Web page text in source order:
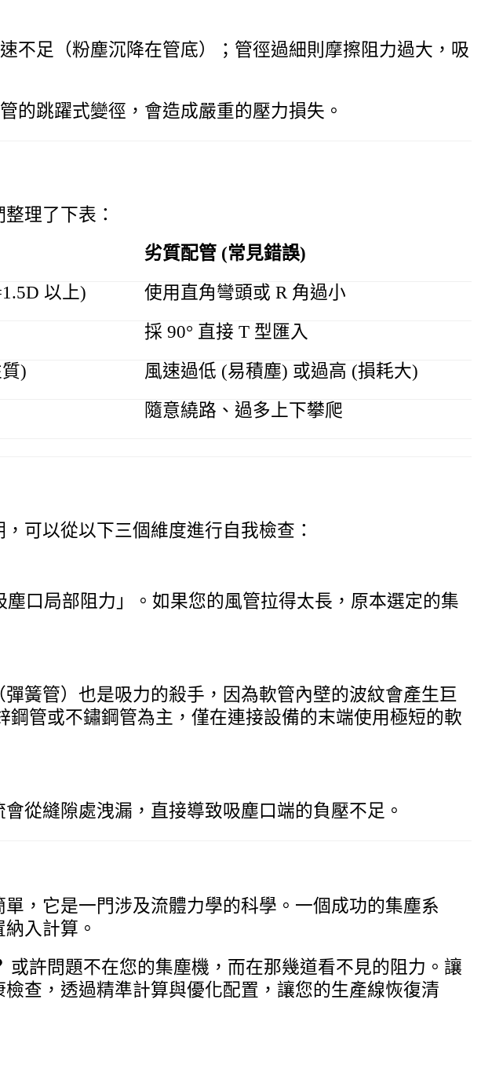
不足（粉塵沉降在管底）；管徑過細則摩擦阻力過大，吸
的跳躍式變徑，會造成嚴重的壓力損失。
理了下表：
劣質配管 (常見錯誤)
以上)
使用直角彎頭或 R 角過小
採 90° 直接 T 型匯入
)
風速過低 (易積塵) 或過高 (損耗大)
隨意繞路、過多上下攀爬
可以從以下三個維度進行自我檢查：
口局部阻力」。如果您的風管拉得太長，原本選定的集
簧管）也是吸力的殺手，因為軟管內壁的波紋會產生巨
鋼管或不鏽鋼管為主，僅在連接設備的末端使用極短的軟
從縫隙處洩漏，直接導致吸塵口端的負壓不足。
，它是一門涉及流體力學的科學。一個成功的集塵系
入計算。
或許問題不在您的集塵機，而在那幾道看不見的阻力。讓
查，透過精準計算與優化配置，讓您的生產線恢復清